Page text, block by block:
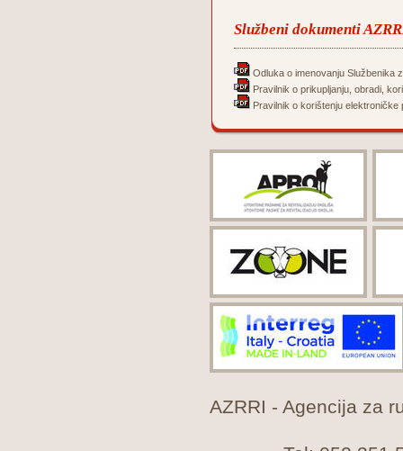
Službeni dokumenti
Odluka o imenovanju Službenika
Pravilnik o prikupljanju, obradi,
Pravilnik o korištenju elektroničke
AZRRI - Agencija za